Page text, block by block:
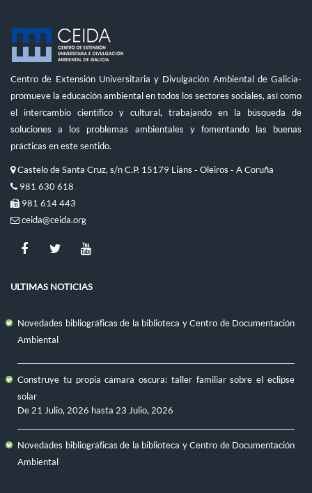
Centro de Extensión Universitaria y Divulgación Ambiental de Galicia-
promueve la educación ambiental en todos los sectores sociales, así como
el intercambio científico y cultural, trabajando en la búsqueda de
soluciones a los problemas ambientales y fomentando las buenas
prácticas en este sentido.
Castelo de Santa Cruz, s/n C.P. 15179 Liáns - Oleiros - A Coruña
981 630 618
981 614 443
ceida@ceida.org
ULTIMAS NOTICIAS
Novedades bibliográficas de la biblioteca y Centro de Documentación
Ambiental
Construye tu propia cámara oscura: taller familiar sobre el eclipse
solar
De 21 Julio, 2026 hasta 23 Julio, 2026
Novedades bibliográficas de la biblioteca y Centro de Documentación
Ambiental